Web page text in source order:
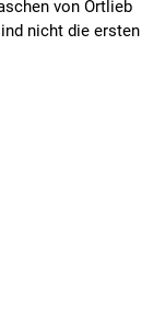
von Ortlieb
nicht die ersten